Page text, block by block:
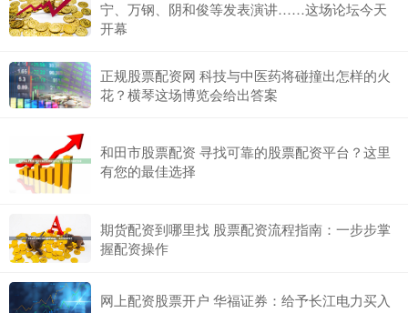
宁、万钢、阴和俊等发表演讲……这场论坛今天
开幕
正规股票配资网 科技与中医药将碰撞出怎样的火
花？横琴这场博览会给出答案
和田市股票配资 寻找可靠的股票配资平台？这里
有您的最佳选择
期货配资到哪里找 股票配资流程指南：一步步掌
握配资操作
网上配资股票开户 华福证券：给予长江电力买入